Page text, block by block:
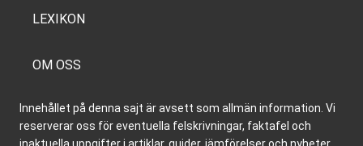
LEXIKON
OM OSS
Innehållet på denna sajt är avsett som allmän information. Vi
reserverar oss för eventuella felskrivningar, faktafel och
inaktuella uppgifter i artiklar, guider, jämförelser och nyheter,